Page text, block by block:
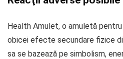
Health Amulet, o amuletă
obicei efecte secundare fizice
sa se bazează pe simbolism,